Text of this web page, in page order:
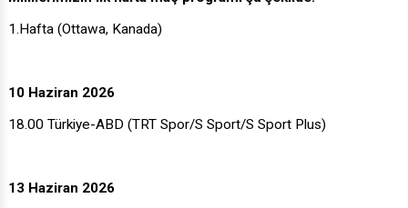
Millilerimizin ilk hafta maç programı şu şekilde:
1.Hafta (Ottawa, Kanada)
18.00 Türkiye-ABD (TRT Spor/S Sport/S Sport Plus)